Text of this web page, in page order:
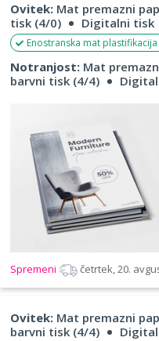
Ovitek: Mat premazni
tisk (4/0)
Digitalni tisk
Enostranska mat
Notranjost: Mat
barvni tisk (4/4)
Spremeni četrtek, 20.
Ovitek: Mat premazni
barvni tisk (4/4)